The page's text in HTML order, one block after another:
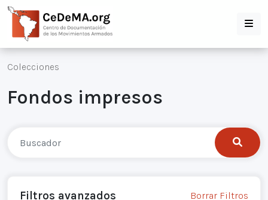
Colecciones
Fondos impresos
Filtros avanzados Borrar Filtros